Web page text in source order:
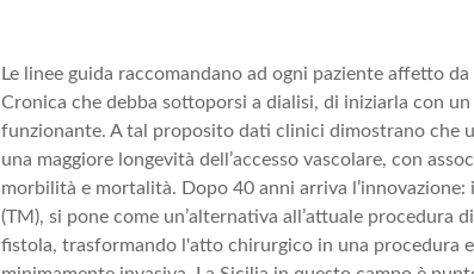
Le linee guida raccomandano ad ogni paziente affetto
Cronica che debba sottoporsi a dialisi, di iniziarla con un
funzionante. A tal proposito dati clinici dimostrano che
una maggiore longevità dell’accesso vascolare, con
morbilità e mortalità. Dopo 40 anni arriva l’innovazione:
(TM), si pone come un’alternativa all’attuale procedura
fistola, trasformando l'atto chirurgico in una procedura